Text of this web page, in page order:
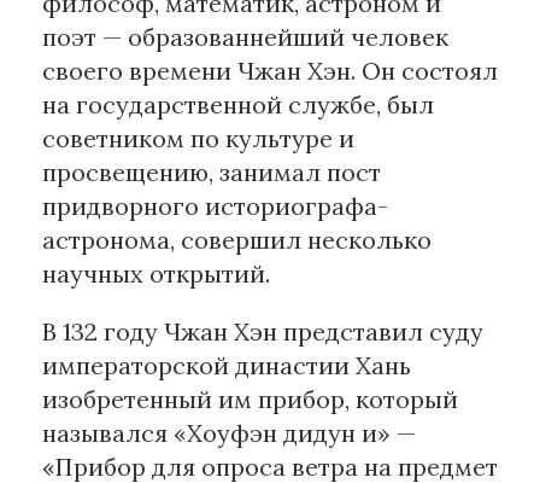
поэт — образованнейший человек
своего времени Чжан Хэн. Он состоял
на государственной службе, был
советником по культуре и
просвещению, занимал пост
придворного историографа-
астронома, совершил несколько
научных открытий.
В 132 году Чжан Хэн представил суду
императорской династии Хань
изобретенный им прибор, который
назывался «Хоуфэн дидун и» —
«Прибор для опроса ветра на предмет